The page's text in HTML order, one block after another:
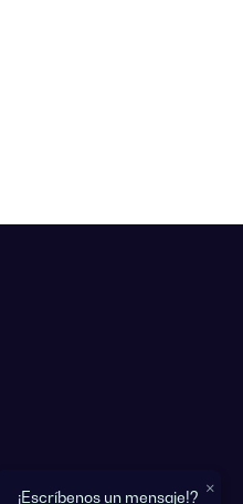
×
¡Escríbenos un mensaje!?